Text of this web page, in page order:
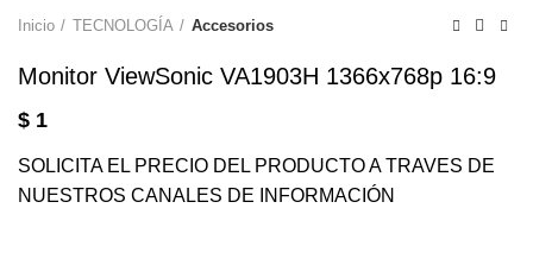
Inicio TECNOLOGÍA Accesorios
Monitor ViewSonic VA1903H 1366x768p 16:9
$ 1
SOLICITA EL PRECIO DEL PRODUCTO A TRAVES DE
NUESTROS CANALES DE INFORMACIÓN